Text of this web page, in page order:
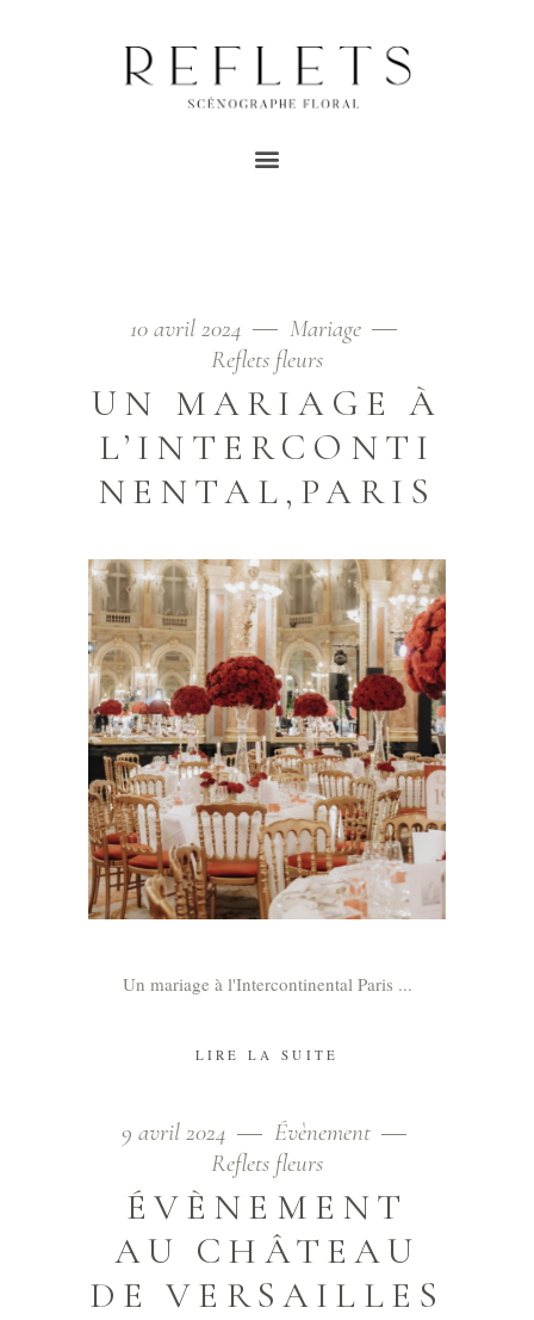
10 avril 2024
Mariage
Reflets fleurs
UN MARIAGE À
L’INTERCONTI
NENTAL,PARIS
Un mariage à l'Intercontinental Paris
LIRE LA SUITE
9 avril 2024
Évènement
Reflets fleurs
ÉVÈNEMENT
AU CHÂTEAU
DE VERSAILLES